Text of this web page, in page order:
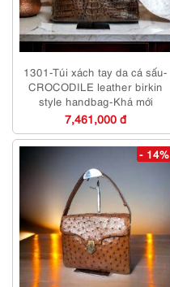
1301-Túi xách tay da cá sấu-
CROCODILE leather birkin
style handbag-Khá mới
7,461,000 đ
- 14%